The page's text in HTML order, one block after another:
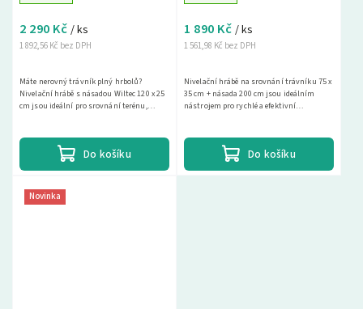
1 892,56 Kč bez DPH
2 290 Kč / ks
Do košíku
Máte nerovný trávník plný hrbolů?
Nivelační hrábě s násadou Wiltec 120 x 25
cm jsou ideální pro srovnání terénu,
1 561,98 Kč bez DPH
1 890 Kč / ks
Do košíku
Nivelační hrábě na srovnání trávníku 75 x
35 cm + násada 200 cm jsou ideálním
nástrojem pro rychlé a efektivní
Novinka